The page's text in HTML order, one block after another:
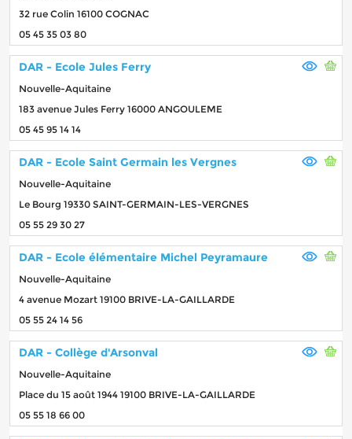
32 rue Colin 16100 COGNAC
05 45 35 03 80
DAR - Ecole Jules Ferry
Nouvelle-Aquitaine
183 avenue Jules Ferry 16000 ANGOULEME
05 45 95 14 14
DAR - Ecole Saint Germain les Vergnes
Nouvelle-Aquitaine
Le Bourg 19330 SAINT-GERMAIN-LES-VERGNES
05 55 29 30 27
DAR - Ecole élémentaire Michel Peyramaure
Nouvelle-Aquitaine
4 avenue Mozart 19100 BRIVE-LA-GAILLARDE
05 55 24 14 56
DAR - Collège d'Arsonval
Nouvelle-Aquitaine
Place du 15 août 1944 19100 BRIVE-LA-GAILLARDE
05 55 18 66 00